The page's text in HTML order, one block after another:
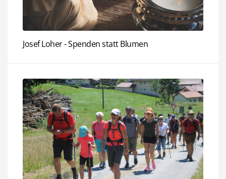
Josef Loher - Spenden statt Blumen